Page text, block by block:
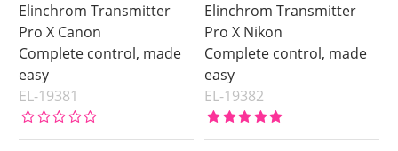
Elinchrom Transmitter
Pro X Canon
Complete control, made
easy
EL-19381
Elinchrom Transmitter
Pro X Nikon
Complete control, made
easy
EL-19382